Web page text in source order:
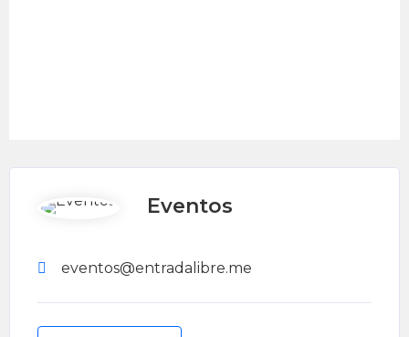
Eventos
eventos@entradalibre.me